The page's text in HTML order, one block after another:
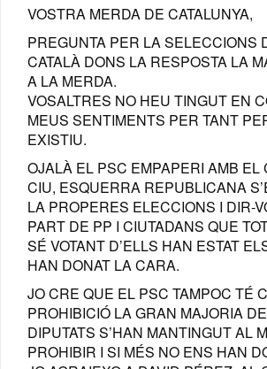
VOSTRA MERDA DE CATALUNYA,
PREGUNTA PER LA SELECCIONS
CATALÀ DONS LA RESPOSTA LA
A LA MERDA.
VOSALTRES NO HEU TINGUT EN
MEUS SENTIMENTS PER TANT
EXISTIU.
OJALÀ EL PSC EMPAPERI AMB EL
CIU, ESQUERRA REPUBLICANA
LA PROPERES ELECCIONS I DIR-
PART DE PP I CIUTADANS QUE
SÉ VOTANT D’ELLS HAN ESTAT
HAN DONAT LA CARA.
JO CRE QUE EL PSC TAMPOC TÉ
PROHIBICIÓ LA GRAN MAJORIA
DIPUTATS S’HAN MANTINGUT AL
PROHIBIR I SI MÉS NO ENS HAN